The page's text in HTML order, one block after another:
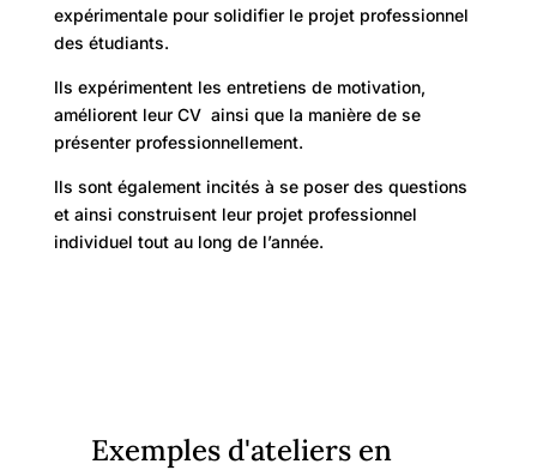
expérimentale pour solidifier le projet professionnel
des étudiants.
Ils expérimentent les entretiens de motivation,
améliorent leur CV ainsi que la manière de se
présenter professionnellement.
Ils sont également incités à se poser des questions
et ainsi construisent leur projet professionnel
individuel tout au long de l’année.
Exemples d'ateliers en